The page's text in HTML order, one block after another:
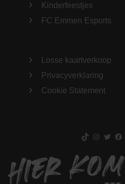
Kinderfeestjes
FC Emmen Esports
Losse kaartverkoop
Privacyverklaring
Cookie Statement